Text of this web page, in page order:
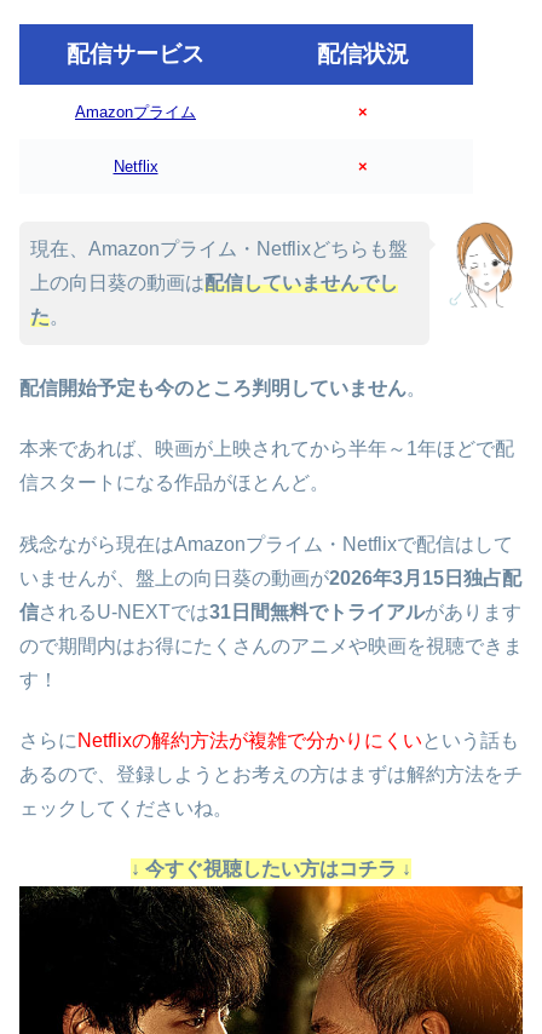
配信サービス 配信状況
Amazonプライム ×
Netflix ×
現在、Amazonプライム・Netflixどちらも盤
上の向日葵の動画は配信していませんでし
た。
配信開始予定も今のところ判明していません。
本来であれば、映画が上映されてから半年～1年ほどで配
信スタートになる作品がほとんど。
残念ながら現在はAmazonプライム・Netflixで配信はして
いませんが、盤上の向日葵の動画が2026年3月15日独占配
信されるU-NEXTでは31日間無料でトライアルがあります
ので期間内はお得にたくさんのアニメや映画を視聴できま
す！
さらに Netflixの解約方法が複雑で分かりにくい という話も
あるので、登録しようとお考えの方はまずは解約方法をチ
ェックしてくださいね。
↓ 今すぐ視聴したい方はコチラ ↓